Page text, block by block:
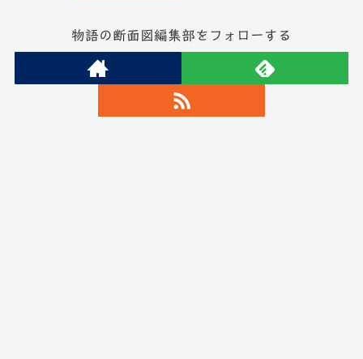
物語の断面図編集部をフォローする